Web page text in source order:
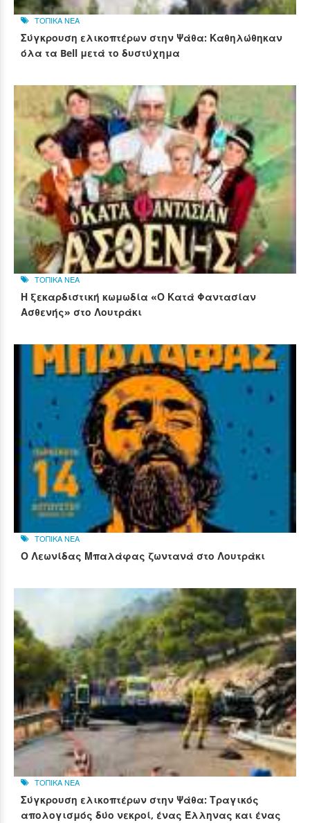
ΤΟΠΙΚΑ ΝΕΑ
Σύγκρουση ελικοπτέρων στην Ψάθα: Καθηλώθηκαν
όλα τα Bell μετά το δυστύχημα
ΤΟΠΙΚΑ ΝΕΑ
Η ξεκαρδιστική κωμωδία «Ο Κατά Φαντασίαν
Ασθενής» στο Λουτράκι
ΤΟΠΙΚΑ ΝΕΑ
Ο Λεωνίδας Μπαλάφας ζωντανά στο Λουτράκι
ΤΟΠΙΚΑ ΝΕΑ
Σύγκρουση ελικοπτέρων στην Ψάθα: Τραγικός
απολογισμός δύο νεκροί, ένας Έλληνας και ένας